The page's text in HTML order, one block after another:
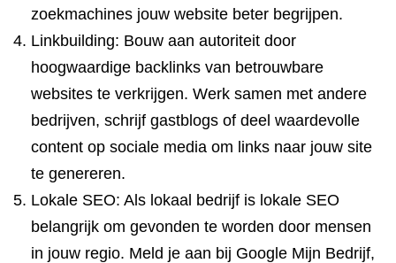
zoekmachines jouw website beter begrijpen.
Linkbuilding: Bouw aan autoriteit door
hoogwaardige backlinks van betrouwbare
websites te verkrijgen. Werk samen met andere
bedrijven, schrijf gastblogs of deel waardevolle
content op sociale media om links naar jouw site
te genereren.
Lokale SEO: Als lokaal bedrijf is lokale SEO
belangrijk om gevonden te worden door mensen
in jouw regio. Meld je aan bij Google Mijn Bedrijf,